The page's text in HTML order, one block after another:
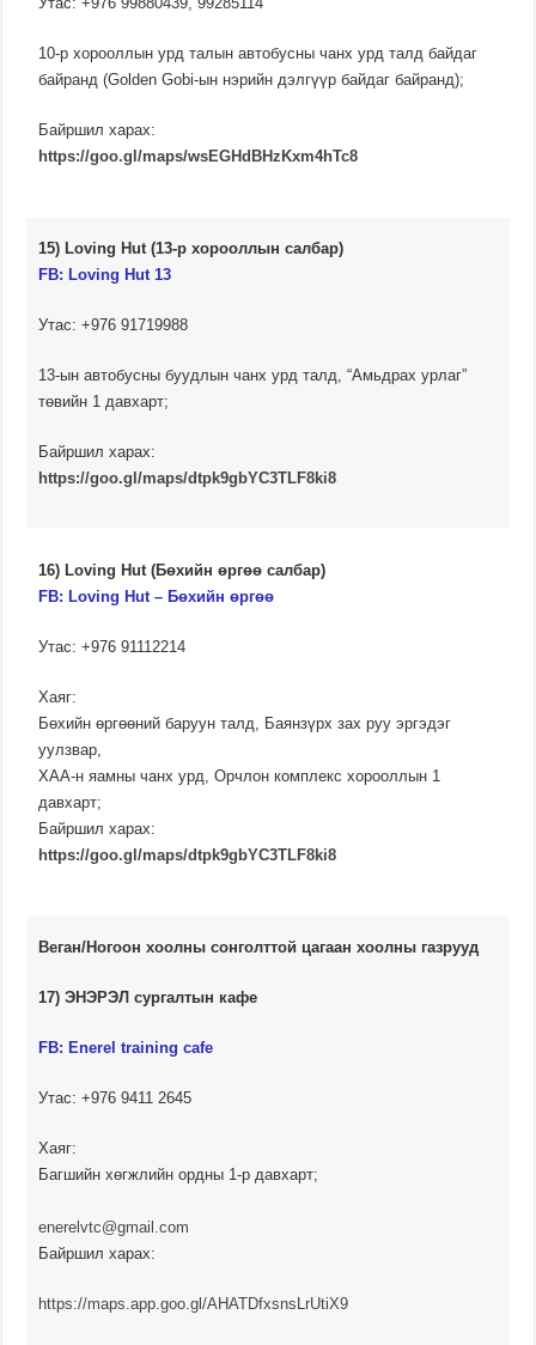
Утас: +976 99880439, 99285114
10-р хорооллын урд талын автобусны чанх урд талд байдаг
байранд (Golden Gobi-ын нэрийн дэлгүүр байдаг байранд);
Байршил харах:
https://goo.gl/maps/wsEGHdBHzKxm4hTc8
15) Loving Hut (13-р хорооллын салбар)
FB: Loving Hut 13
Утас: +976 91719988
13-ын автобусны буудлын чанх урд талд, “Амьдрах урлаг”
төвийн 1 давхарт;
Байршил харах:
https://goo.gl/maps/dtpk9gbYC3TLF8ki8
16) Loving Hut (Бөхийн өргөө салбар)
FB: Loving Hut – Бөхийн өргөө
Утас: +976 91112214
Хаяг:
Бөхийн өргөөний баруун талд, Баянзүрх зах руу эргэдэг
уулзвар,
ХАА-н яамны чанх урд, Орчлон комплекс хорооллын 1
давхарт;
Байршил харах:
https://goo.gl/maps/dtpk9gbYC3TLF8ki8
Веган/Ногоон хоолны сонголттой цагаан хоолны газрууд
17) ЭНЭРЭЛ сургалтын кафе
FB: Enerel training cafe
Утас: +9769411 2645
Хаяг:
Багшийн хөгжлийн ордны 1-р давхарт;
enerelvtc@gmail.com
Байршил харах:
https://maps.app.goo.gl/AHATDfxsnsLrUtiX9